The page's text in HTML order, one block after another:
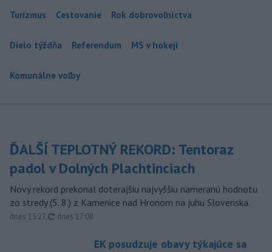
Turizmus Cestovanie Rok dobrovoľníctva
Dielo týždňa Referendum MS v hokeji
Komunálne voľby
ĎALŠÍ TEPLOTNÝ REKORD: Tentoraz
padol v Dolných Plachtinciach
Nový rekord prekonal doterajšiu najvyššiu nameranú hodnotu
zo stredy (5. 8.) z Kamenice nad Hronom na juhu Slovenska.
dnes 15:27, aktualizované
dnes 17:08
EK posudzuje obavy týkajúce sa